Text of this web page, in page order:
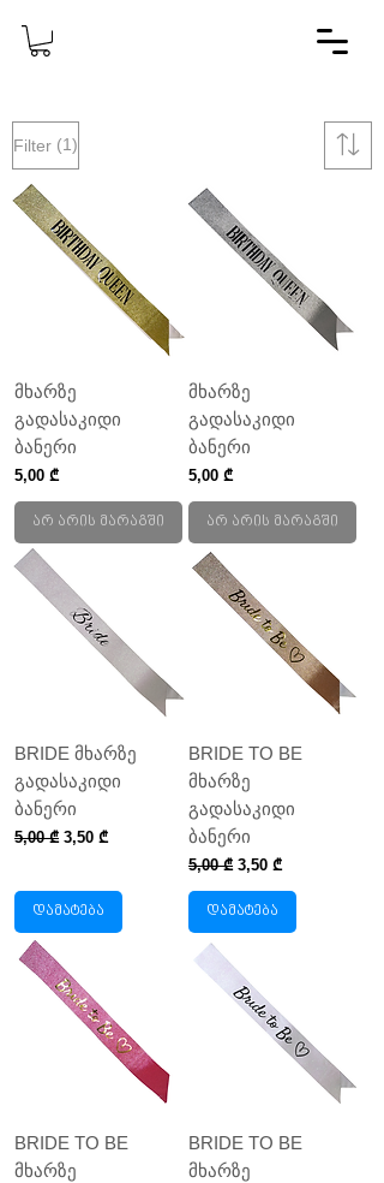
Filter (1)
მხარზე
გადასაკიდი
ბანერი
Price
5,00 ₾
არ არის მარაგში
მხარზე
გადასაკიდი
ბანერი
Price
5,00 ₾
არ არის მარაგში
BRIDE მხარზე
გადასაკიდი
ბანერი
Regular Price
5,00 ₾ Sale Price
3,50 ₾
დამატება
BRIDE TO BE
მხარზე
გადასაკიდი
ბანერი
Regular Price
5,00 ₾ Sale Price
3,50 ₾
დამატება
BRIDE TO BE
მხარზე
BRIDE TO BE
მხარზე